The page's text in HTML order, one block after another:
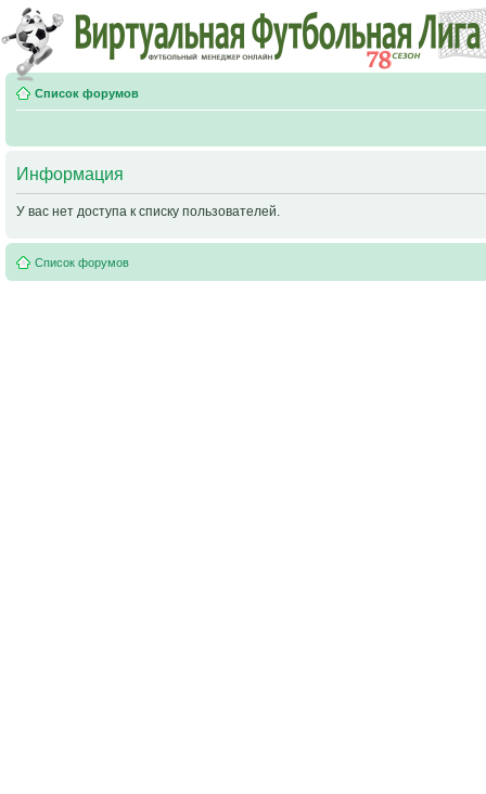
Список форумов
Информация
У вас нет доступа к списку пользователей.
Список форумов